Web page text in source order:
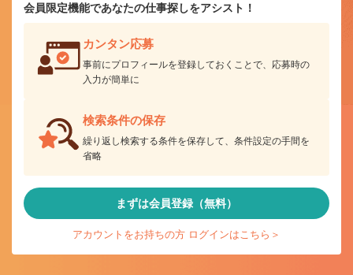
会員限定機能であなたの仕事探しをアシスト！
カンタン応募
事前にプロフィールを登録しておくことで、応募時の
入力が簡単に
検索条件の保存
繰り返し検索する条件を保存して、条件設定の手間を
省略
まずは会員登録（無料）
アカウントをお持ちの方 ログインはこちら＞